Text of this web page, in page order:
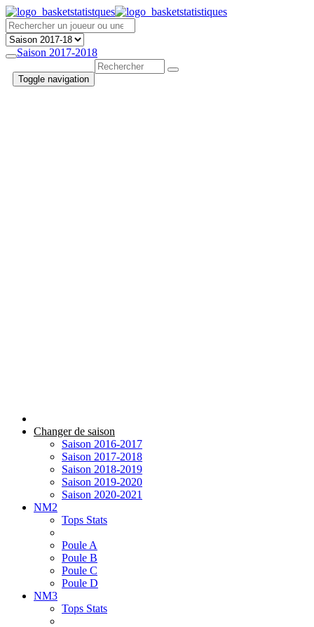
Saison 2017-2018
Toggle navigation
Changer de saison
Saison 2016-2017
Saison 2017-2018
Saison 2018-2019
Saison 2019-2020
Saison 2020-2021
NM2
Tops Stats
Poule A
Poule B
Poule C
Poule D
NM3
Tops Stats